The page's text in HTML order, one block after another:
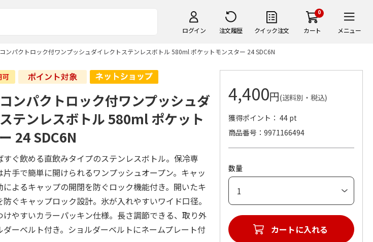
ログイン 注文履歴 クイック注文
0
カート メニュー
ンパクトロック付ワンプッシュダイレクトステンレスボトル 580ml ポケットモンスター 24 SDC6N
ンパクトロック付ワンプッシュダ
テンレスボトル 580ml ポケット
24 SDC6N
すぐ飲める直飲みタイプのステンレスボトル。保冷専
片手で簡単に開けられるワンプッシュオープン。キャッ
によるキャップの開閉を防ぐロック機能付き。開いたキ
ぐキャップロック設計。氷が入れやすいワイド口径。
けやすいカラーパッキン仕様。長さ調節できる、取り外
ダーベルト付き。ショルダーベルトにネームプレート付
4,400円(送料別・税込)
獲得ポイント： 44 pt
商品番号
9971166494
数量
カートに入れる